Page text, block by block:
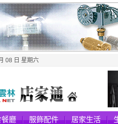
08 日 星期六
餐廳 服飾配件 居家生活